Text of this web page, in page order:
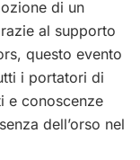
di un
al supporto
questo evento
i portatori di
e conoscenze
dell’orso nel